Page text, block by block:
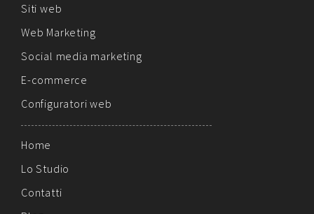
Siti web
Web Marketing
Social media marketing
E-commerce
Configuratori web
Home
Lo Studio
Contatti